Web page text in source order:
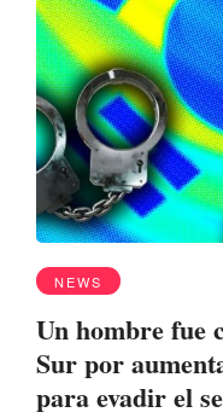
NEWS
Un hombre fue
Sur por
para evadir el